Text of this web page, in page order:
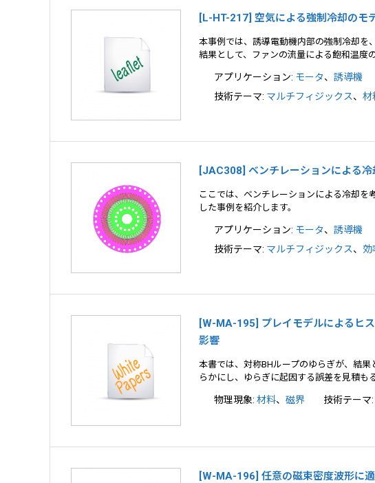
[L-HT-217] 空気による強制冷却のモ
本事例では、誘導電動機内部の強制冷却を
結果として、ファンの流量による飽和温度
アプリケーション: モータ、 誘導機
技術テーマ: マルチフィジックス、 材
[JAC308] ベンチレーションによる
ここでは、ベンチレーションによる冷却
した事例を紹介します。
アプリケーション: モータ、 誘導機
技術テーマ: マルチフィジックス、 効
[W-MA-195] プレイモデルによるヒ
影響
本書では、対称BHループのゆらぎが、結
らかにし、ゆらぎに起因する誤差を見積もる
物理現象: 材料、 磁界 技術テーマ
[W-MA-196] 任意の磁束密度波形に